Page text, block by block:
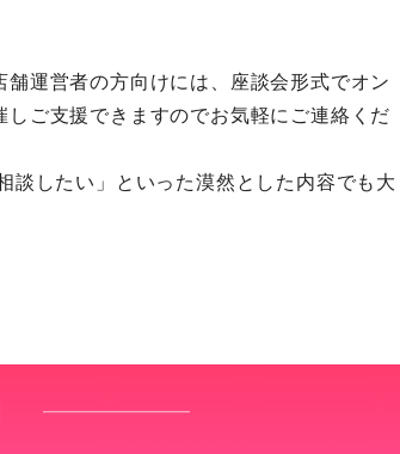
運営者の方向けには、座談会形式でオン
しご支援できますのでお気軽にご連絡くだ
談したい」といった漠然とした内容でも大